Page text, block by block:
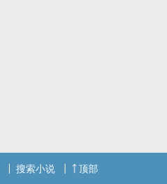
搜索小说 顶部